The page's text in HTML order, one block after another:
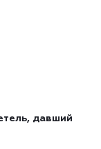
давший